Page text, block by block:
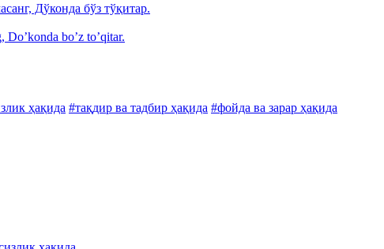
Дўконда бўз тўқитар.
Doʼkonda boʼz toʼqitar.
ҳақида #тақдир ва тадбир ҳақида #фойда ва зарар ҳақида